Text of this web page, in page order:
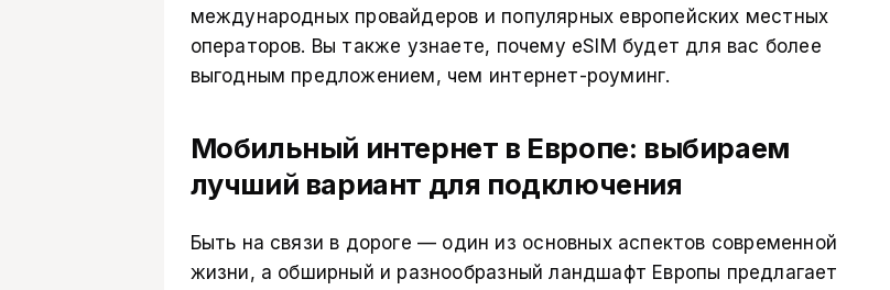
международных провайдеров и популярных европейских местных
операторов. Вы также узнаете, почему eSIM будет для вас более
выгодным предложением, чем интернет-роуминг.
Мобильный интернет в Европе: выбираем
лучший вариант для подключения
Быть на связи в дороге — один из основных аспектов современной
жизни, а обширный и разнообразный ландшафт Европы предлагает